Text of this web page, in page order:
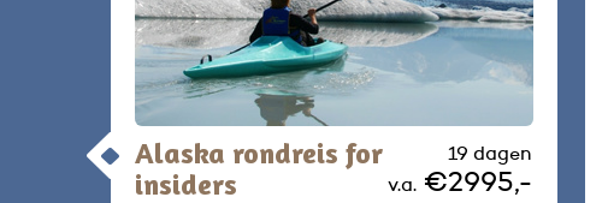
Alaska rondreis for
insiders
19 dagen
v.a. €2995,-